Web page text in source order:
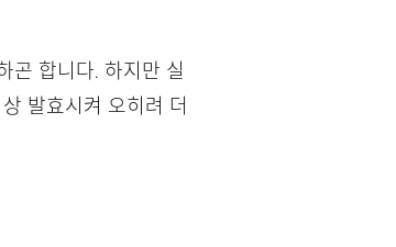
곤 합니다. 하지만 실
발효시켜 오히려 더